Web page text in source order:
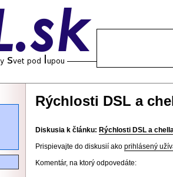
Rýchlosti DSL a
Diskusia k článku: Rýchlosti DSL a
Prispievajte do diskusií ako prihlásený
Komentár, na ktorý odpovedáte: